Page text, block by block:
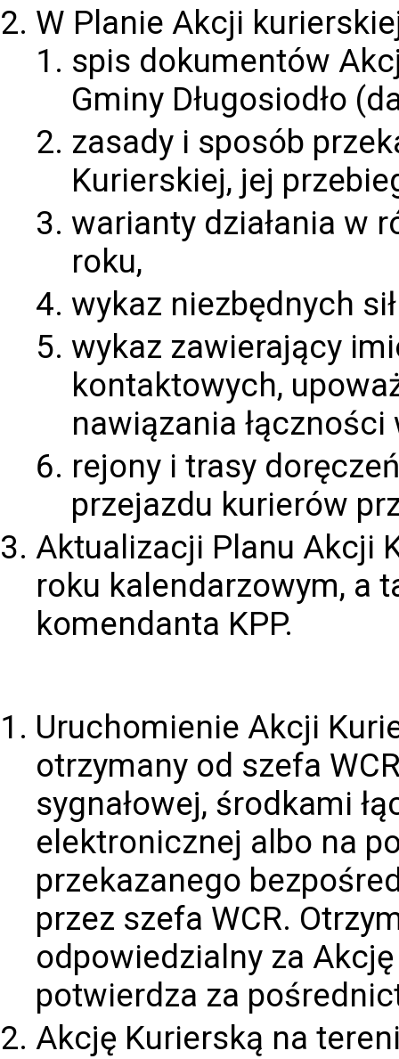
W Planie Akcji
spis dokumentów
Gminy Długosiodło
zasady i sposób
Kurierskiej, jej
warianty działania w
roku,
wykaz niezbędnych
wykaz zawierający
kontaktowych,
nawiązania łączności
rejony i trasy
przejazdu kurierów
Aktualizacji Planu Akcji
roku kalendarzowym, a
komendanta KPP.
Uruchomienie Akcji
otrzymany od szefa
sygnałowej, środkami
elektronicznej albo na
przekazanego
przez szefa WCR.
odpowiedzialny za
potwierdza za
Akcję Kurierską na